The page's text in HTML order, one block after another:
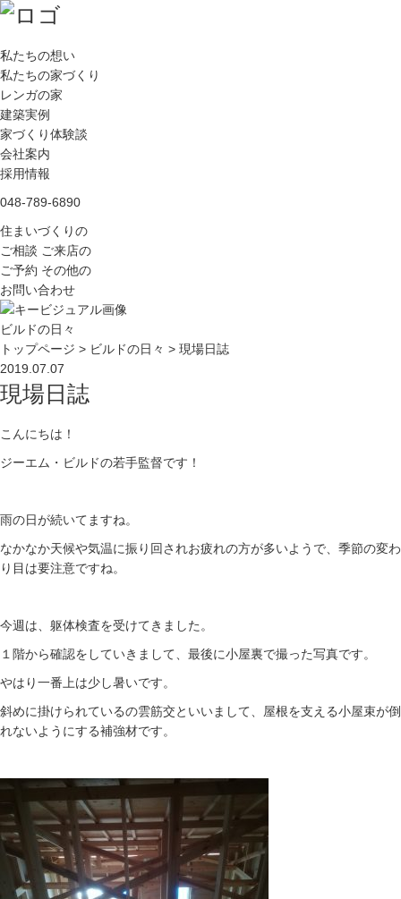
私たちの想い
私たちの家づくり
レンガの家
建築実例
家づくり体験談
会社案内
採用情報
048-789-6890
住まいづくりの
ご相談 ご来店の
ご予約 その他の
お問い合わせ
ビルドの日々
トップページ > ビルドの日々 > 現場日誌
2019.07.07
現場日誌
こんにちは！
ジーエム・ビルドの若手監督です！
雨の日が続いてますね。
なかなか天候や気温に振り回されお疲れの方が多いようで、季節の変わ
り目は要注意ですね。
今週は、躯体検査を受けてきました。
１階から確認をしていきまして、最後に小屋裏で撮った写真です。
やはり一番上は少し暑いです。
斜めに掛けられているの雲筋交といいまして、屋根を支える小屋束が倒
れないようにする補強材です。